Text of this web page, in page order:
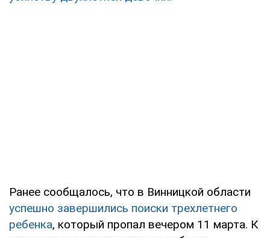
Ранее сообщалось, что в Винницкой области
успешно завершились поиски трехлетнего
ребенка, который пропал вечером 11 марта. К